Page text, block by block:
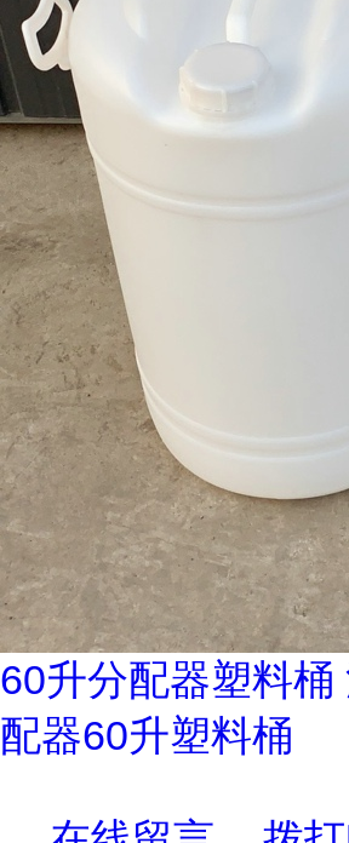
60升分配器塑料桶
配器60升塑料桶